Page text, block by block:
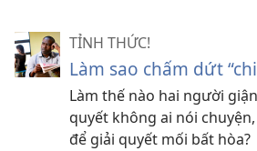
TỈNH THỨC!
Làm sao chấm dứt
Làm thế nào hai người
quyết không ai nói
để giải quyết mối bất hòa?